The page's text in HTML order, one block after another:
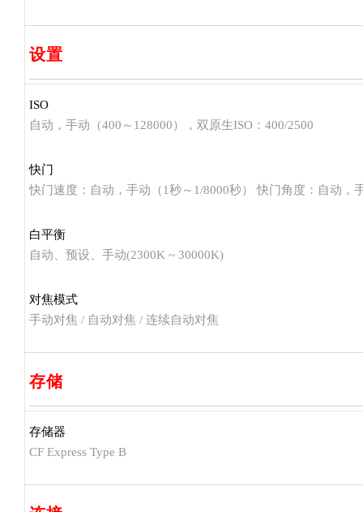
设置
ISO
自动，手动（400～128000），双原生ISO：400/2500
快门
快门速度：自动，手动（1秒～1/8000秒） 快门角度：自动，
白平衡
自动、预设、手动(2300K ~ 30000K)
对焦模式
手动对焦 / 自动对焦 / 连续自动对焦
存储
存储器
CF Express Type B